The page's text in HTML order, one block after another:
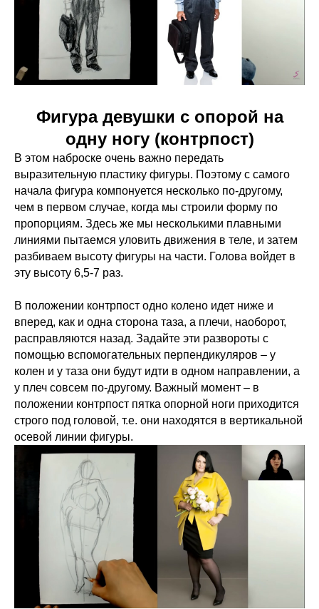
Фигура девушки с опорой на
одну ногу (контрпост)
В этом наброске очень важно передать
выразительную пластику фигуры. Поэтому с самого
начала фигура компонуется несколько по-другому,
чем в первом случае, когда мы строили форму по
пропорциям. Здесь же мы несколькими плавными
линиями пытаемся уловить движения в теле, и затем
разбиваем высоту фигуры на части. Голова войдет в
эту высоту 6,5-7 раз.
В положении контрпост одно колено идет ниже и
вперед, как и одна сторона таза, а плечи, наоборот,
расправляются назад. Задайте эти развороты с
помощью вспомогательных перпендикуляров – у
колен и у таза они будут идти в одном направлении, а
у плеч совсем по-другому. Важный момент – в
положении контрпост пятка опорной ноги приходится
строго под головой, т.е. они находятся в вертикальной
осевой линии фигуры.